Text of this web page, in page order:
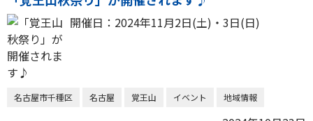
開催日：2024年11月2日(土)・3日(日)
名古屋市千種区 名古屋 覚王山 イベント 地域情報